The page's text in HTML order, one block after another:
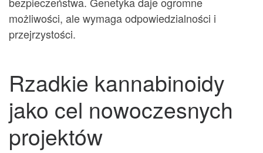
możliwości, ale wymaga odpowiedzialności i
przejrzystości.
Rzadkie kannabinoidy
jako cel nowoczesnych
projektów